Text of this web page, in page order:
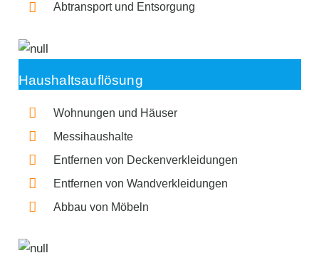
Abtransport und Entsorgung
Haushaltsauflösung
Wohnungen und Häuser
Messihaushalte
Entfernen von Deckenverkleidungen
Entfernen von Wandverkleidungen
Abbau von Möbeln